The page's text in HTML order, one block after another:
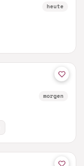
heute
morgen